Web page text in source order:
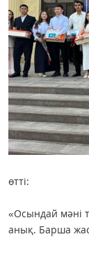
өтті:
«Осындай мәні
анық. Барша жас